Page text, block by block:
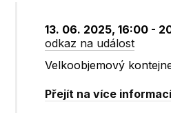
13. 06. 2025, 16:00 -
odkaz na událost
Velkoobjemový
Přejít na více